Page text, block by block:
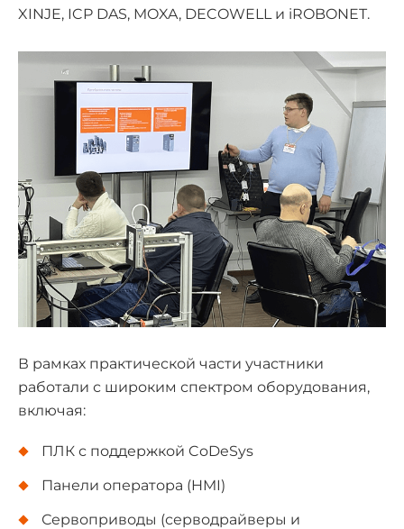
XINJE, ICP DAS, MOXA, DECOWELL и iROBONET.
В рамках практической части участники
работали с широким спектром оборудования,
включая:
ПЛК с поддержкой CoDeSys
Панели оператора (HMI)
Сервоприводы (серводрайверы и